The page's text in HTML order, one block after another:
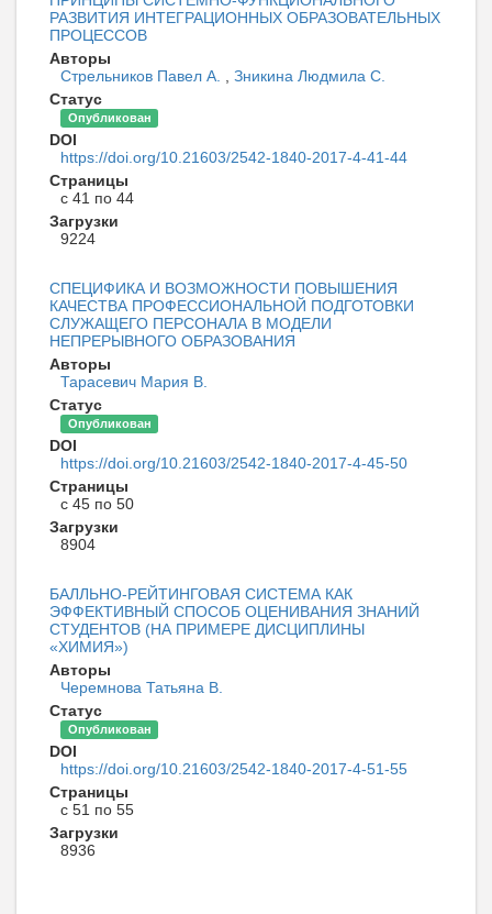
РАЗВИТИЯ ИНТЕГРАЦИОННЫХ ОБРАЗОВАТЕЛЬНЫХ
ПРОЦЕССОВ
Авторы
Стрельников Павел А.
Зникина Людмила С.
Статус
Опубликован
DOI
https://doi.org/10.21603/2542-1840-2017-4-41-44
Страницы
с 41 по 44
Загрузки
9224
СПЕЦИФИКА И ВОЗМОЖНОСТИ ПОВЫШЕНИЯ
КАЧЕСТВА ПРОФЕССИОНАЛЬНОЙ ПОДГОТОВКИ
СЛУЖАЩЕГО ПЕРСОНАЛА В МОДЕЛИ
НЕПРЕРЫВНОГО ОБРАЗОВАНИЯ
Авторы
Тарасевич Мария В.
Статус
Опубликован
DOI
https://doi.org/10.21603/2542-1840-2017-4-45-50
Страницы
с 45 по 50
Загрузки
8904
БАЛЛЬНО-РЕЙТИНГОВАЯ СИСТЕМА КАК
ЭФФЕКТИВНЫЙ СПОСОБ ОЦЕНИВАНИЯ ЗНАНИЙ
СТУДЕНТОВ (НА ПРИМЕРЕ ДИСЦИПЛИНЫ
«ХИМИЯ»)
Авторы
Черемнова Татьяна В.
Статус
Опубликован
DOI
https://doi.org/10.21603/2542-1840-2017-4-51-55
Страницы
с 51 по 55
Загрузки
8936